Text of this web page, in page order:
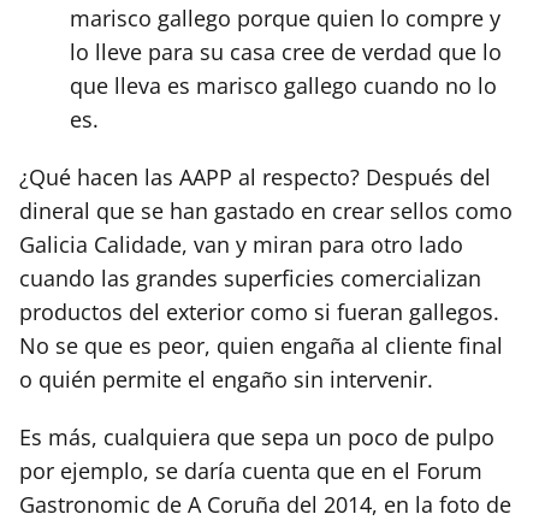
marisco gallego porque quien lo compre y
lo lleve para su casa cree de verdad que lo
que lleva es marisco gallego cuando no lo
es.
¿Qué hacen las AAPP al respecto? Después del
dineral que se han gastado en crear sellos como
Galicia Calidade, van y miran para otro lado
cuando las grandes superficies comercializan
productos del exterior como si fueran gallegos.
No se que es peor, quien engaña al cliente final
o quién permite el engaño sin intervenir.
Es más, cualquiera que sepa un poco de pulpo
por ejemplo, se daría cuenta que en el Forum
Gastronomic de A Coruña del 2014, en la foto de